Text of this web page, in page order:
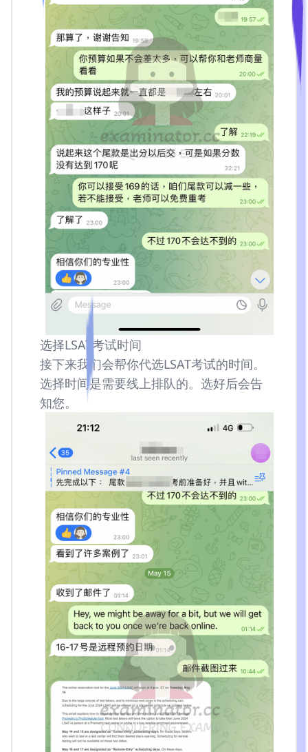
选择LSAT考试时间
接下来我们会帮你代选LSAT考试的时间。
选择时间是需要线上排队的。选好后会告
知您。